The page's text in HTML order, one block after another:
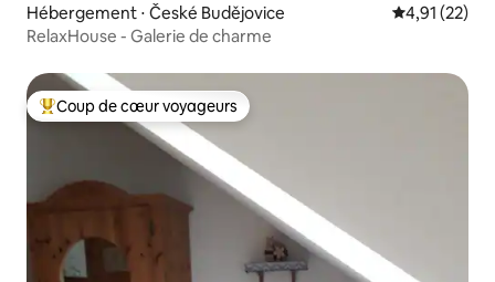
Hébergement ⋅ České Budějovice Évaluation
4,91 (22)
RelaxHouse - Galerie de charme
Coups de cœur voyageurs les plus appréciés
Coup de cœur voyageurs